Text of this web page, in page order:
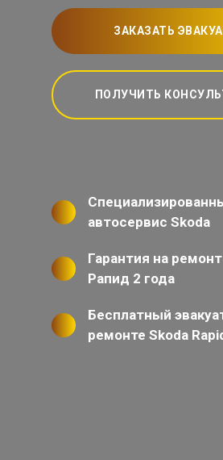
ЗАКАЗАТЬ
ПОЛУЧИТЬ
автосервис Skoda
Гарантия на
Рапид 2 года
Бесплатный
ремонте Skoda